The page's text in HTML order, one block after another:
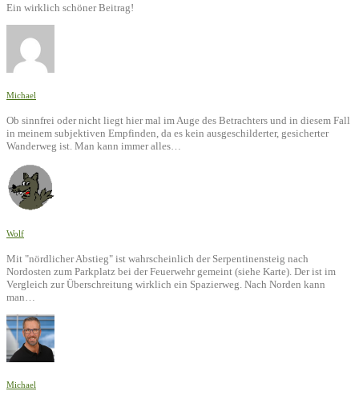
Ein wirklich schöner Beitrag!
Michael
Ob sinnfrei oder nicht liegt hier mal im Auge des Betrachters und in diesem Fall
in meinem subjektiven Empfinden, da es kein ausgeschilderter, gesicherter
Wanderweg ist. Man kann immer alles…
Wolf
Mit "nördlicher Abstieg" ist wahrscheinlich der Serpentinensteig nach
Nordosten zum Parkplatz bei der Feuerwehr gemeint (siehe Karte). Der ist im
Vergleich zur Überschreitung wirklich ein Spazierweg. Nach Norden kann
man…
Michael